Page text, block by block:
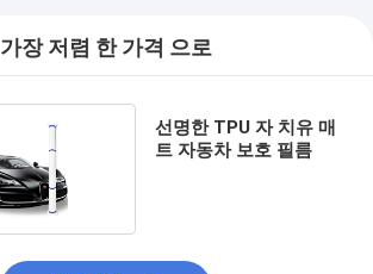
가장 저렴 한 가격 으로
선명한 TPU 자 치유 매
트 자동차 보호 필름